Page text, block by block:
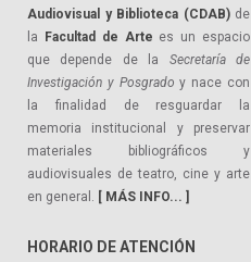
Audiovisual y Biblioteca (CDAB)de
la
Facultad de Arte es un espacio
que depende de la Secretaría de
Investigación y Posgrado y nace con
la finalidad de resguardar la
memoria institucional y preservar
materiales bibliográficos y
audiovisuales de teatro, cine y arte
en general. [ MÁS INFO... ]
HORARIO DE ATENCIÓN